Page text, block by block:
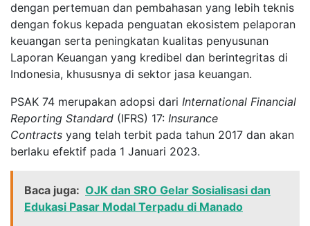
dengan pertemuan dan pembahasan yang lebih teknis
dengan fokus kepada penguatan ekosistem pelaporan
keuangan serta peningkatan kualitas penyusunan
Laporan Keuangan yang kredibel dan berintegritas di
Indonesia, khususnya di sektor jasa keuangan.
PSAK 74 merupakan adopsi dari International Financial
Reporting Standard (IFRS) 17: Insurance
Contracts yang telah terbit pada tahun 2017 dan akan
berlaku efektif pada 1 Januari 2023.
Baca juga: OJK dan SRO Gelar Sosialisasi dan
Edukasi Pasar Modal Terpadu di Manado